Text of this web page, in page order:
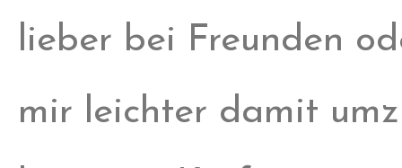
lieber bei Freunden
mir leichter damit